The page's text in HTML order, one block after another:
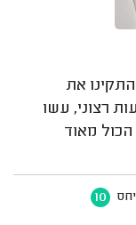
את
רצוני, עשו
מאוד
יחס 10